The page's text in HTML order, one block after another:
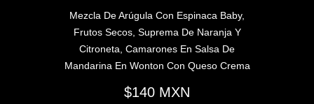
Mezcla De Arúgula Con Espinaca Baby,
Frutos Secos, Suprema De Naranja Y
Citroneta, Camarones En Salsa De
Mandarina En Wonton Con Queso Crema
140